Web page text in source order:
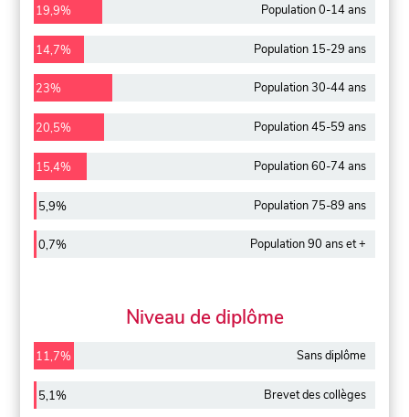
19,9% Population 0-14 ans
14,7% Population 15-29 ans
23% Population 30-44 ans
20,5% Population 45-59 ans
15,4% Population 60-74 ans
5,9% Population 75-89 ans
0,7% Population 90 ans et +
Niveau de diplôme
11,7% Sans diplôme
5,1% Brevet des collèges